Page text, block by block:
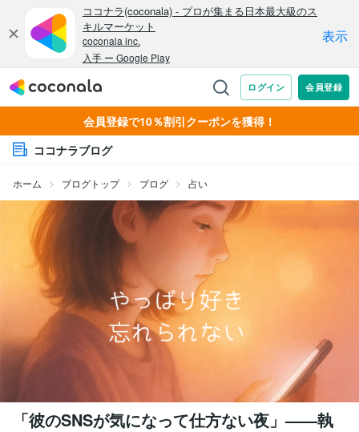
会員登録で10％割引クーポンを獲得！
ココナラブログ
ホーム ブログトップ ブログ 占い
「彼のSNSが気になって仕方ない夜」——執